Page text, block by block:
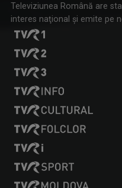
IAȘII MARILOR IUBIRI
Poveşti despre oraşul de
SEBESI KAREN ATTILA
Karen a realizat şi realizează
Televiziunea Română are
interes naţional şi emite pe